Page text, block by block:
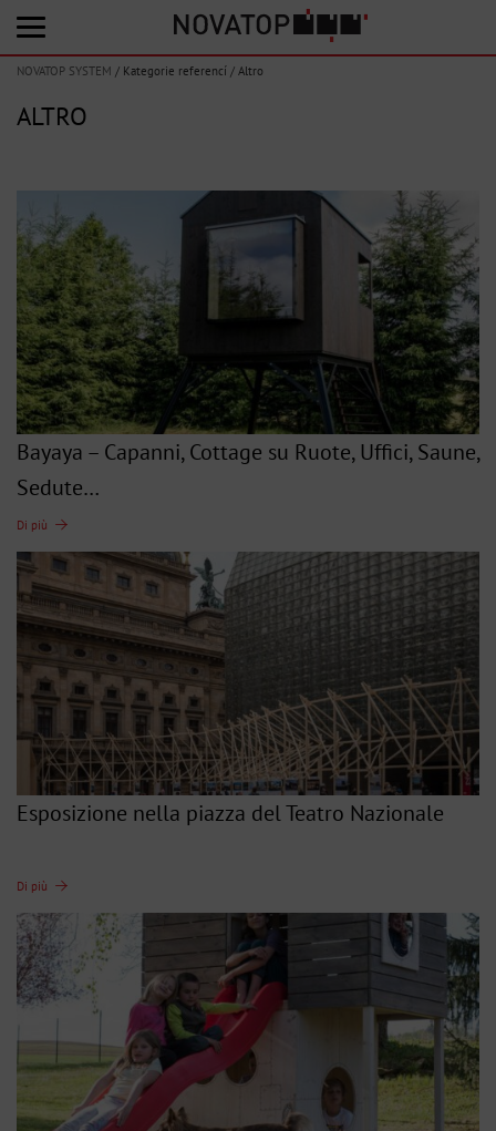
NOVATOP SYSTEM / Kategorie referencí / Altro
ALTRO
Bayaya – Capanni, Cottage su Ruote, Uffici, Saune,
Sedute…
Di più
Esposizione nella piazza del Teatro Nazionale
Di più